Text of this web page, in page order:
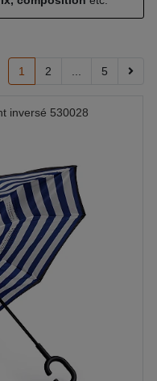
1 2 5
inversé 530028